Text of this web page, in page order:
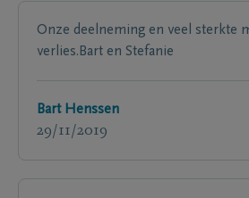
Onze deelneming en veel sterkte
verlies.Bart en Stefanie
Bart Henssen
29/11/2019